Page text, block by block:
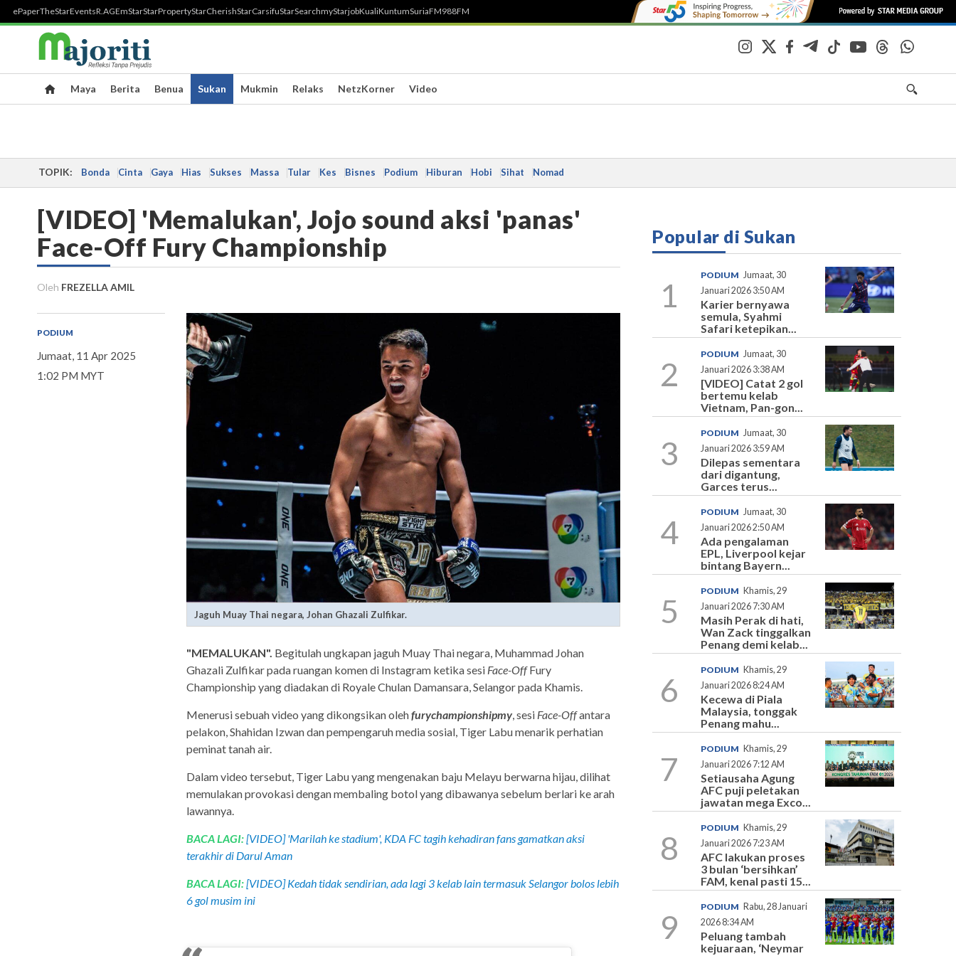
ePaperTheStarEventsR.AGEmStarStarPropertyStarCherishStarCarsifuStarSearchmyStarjobKualiKuntumSuriaFM988FM
Maya Berita Benua Sukan Mukmin Relaks NetzKorner Video
TOPIK: Bonda Cinta Gaya Hias Sukses Massa Tular Kes Bisnes Podium Hiburan Hobi Sihat Nomad
[VIDEO] 'Memalukan', Jojo sound aksi 'panas'
Face-Off Fury Championship
Oleh FREZELLA AMIL
PODIUM
Jumaat, 11 Apr 2025
1:02 PM MYT
Jaguh Muay Thai negara, Johan Ghazali Zulfikar.
"MEMALUKAN". Begitulah ungkapan jaguh Muay Thai negara, Muhammad Johan
Ghazali Zulfikar pada ruangan komen di Instagram ketika sesi Face-OffFury
Championship yang diadakan di Royale Chulan Damansara, Selangor pada Khamis.
Menerusi sebuah video yang dikongsikan olehfurychampionshipmy, sesi Face-Offantara
pelakon, Shahidan Izwan dan pempengaruh media sosial, Tiger Labu menarik perhatian
peminat tanah air.
Dalam video tersebut, Tiger Labu yang mengenakan baju Melayu berwarna hijau, dilihat
memulakan provokasi dengan membaling botol yang dibawanya sebelum berlari ke arah
lawannya.
BACA LAGI:[VIDEO] 'Marilah ke stadium', KDA FC tagih kehadiran fans gamatkan aksi
terakhir di Darul Aman
BACA LAGI:[VIDEO] Kedah tidak sendirian, ada lagi 3 kelab lain termasuk Selangor bolos lebih
6 gol musim ini
Popular di Sukan
1
PODIUM Jumaat, 30
Januari 2026 3:50 AM
Karier bernyawa
semula, Syahmi
Safari ketepikan...
2
PODIUM Jumaat, 30
Januari 2026 3:38 AM
[VIDEO] Catat 2 gol
bertemu kelab
Vietnam, Pan-gon...
3
PODIUM Jumaat, 30
Januari 2026 3:59 AM
Dilepas sementara
dari digantung,
Garces terus...
4
PODIUM Jumaat, 30
Januari 2026 2:50 AM
Ada pengalaman
EPL, Liverpool kejar
bintang Bayern...
5
PODIUM Khamis, 29
Januari 2026 7:30 AM
Masih Perak di hati,
Wan Zack tinggalkan
Penang demi kelab...
6
PODIUM Khamis, 29
Januari 2026 8:24 AM
Kecewa di Piala
Malaysia, tonggak
Penang mahu...
7
PODIUM Khamis, 29
Januari 2026 7:12 AM
Setiausaha Agung
AFC puji peletakan
jawatan mega Exco...
8
PODIUM Khamis, 29
Januari 2026 7:23 AM
AFC lakukan proses
3 bulan ‘bersihkan’
FAM, kenal pasti 15...
9
PODIUM Rabu, 28 Januari
2026 8:34 AM
Peluang tambah
kejuaraan, ‘Neymar